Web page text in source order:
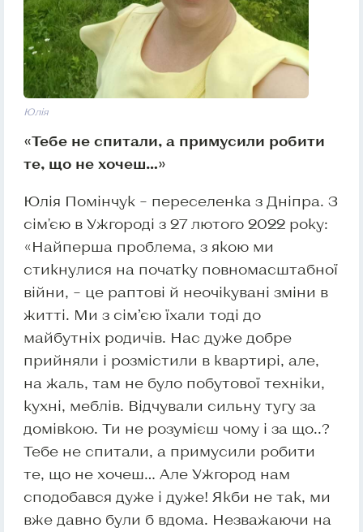
Юлія
«Тебе не спитали, а примусили робити
те, що не хочеш…»
Юлія Помінчук – переселенка з Дніпра. З
сім'єю в Ужгороді з 27 лютого 2022 року:
«Найперша проблема, з якою ми
стикнулися на початку повномасштабної
війни, – це раптові й неочікувані зміни в
житті. Ми з сім’єю їхали тоді до
майбутніх родичів. Нас дуже добре
прийняли і розмістили в квартирі, але,
на жаль, там не було побутової техніки,
кухні, меблів. Відчували сильну тугу за
домівкою. Ти не розумієш чому і за що..?
Тебе не спитали, а примусили робити
те, що не хочеш… Але Ужгород нам
сподобався дуже і дуже! Якби не так, ми
вже давно були б вдома. Незважаючи на